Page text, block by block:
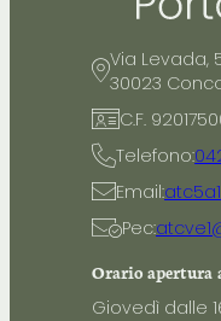
Via Levada,
30023
C.F.
Telefono:
Email:
Pec:
Orario apertura
Giovedì dalle